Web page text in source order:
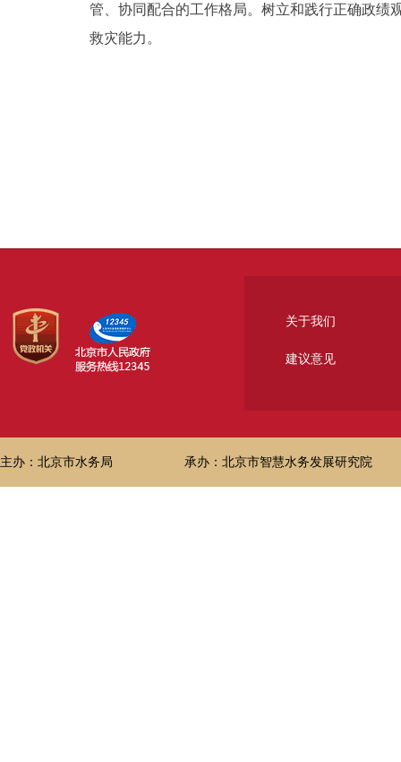
管、协同配合的工作格局。树立和践行正确政绩
救灾能力。
关于我们
建议意见
主办：北京市水务局 承办：北京市智慧水务发展研究院